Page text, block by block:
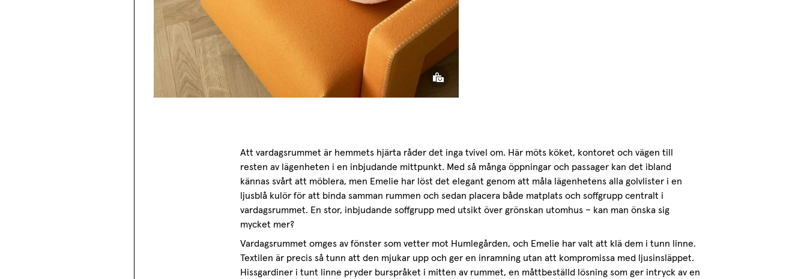
Att vardagsrummet är hemmets hjärta råder det inga tvivel om. Här möts köket, kontoret och vägen till
resten av lägenheten i en inbjudande mittpunkt. Med så många öppningar och passager kan det ibland
kännas svårt att möblera, men Emelie har löst det elegant genom att måla lägenhetens alla golvlister i en
ljusblå kulör för att binda samman rummen och sedan placera både matplats och soffgrupp centralt i
vardagsrummet. En stor, inbjudande soffgrupp med utsikt över grönskan utomhus – kan man önska sig
mycket mer?
Vardagsrummet omges av fönster som vetter mot Humlegården, och Emelie har valt att klä dem i tunn linne.
Textilen är precis så tunn att den mjukar upp och ger en inramning utan att kompromissa med ljusinsläppet.
Hissgardiner i tunt linne pryder burspråket i mitten av rummet, en måttbeställd lösning som ger intryck av en